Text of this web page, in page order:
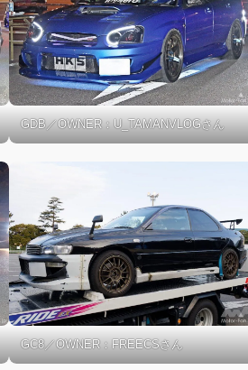
GDB／OWNER：U_TAMANVLOGさん
GC8／OWNER：FREECSさん